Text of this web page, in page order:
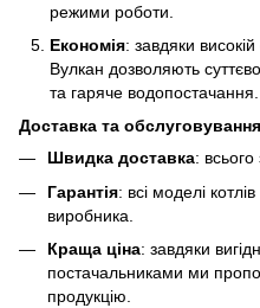
режими роботи.
Економія: завдяки
Вулкан дозволяють
та гаряче водопостачання.
Доставка та
Швидка доставка:
Гарантія: всі моделі
виробника.
Краща ціна: завдяки
постачальниками ми
продукцію.